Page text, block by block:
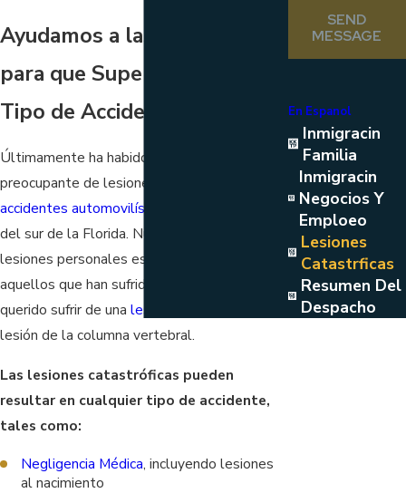
Ayudamos a las Familias
para que Superen Todos
Tipo de Accidentes
Últimamente ha habido un número
preocupante de lesiones resultantes de
accidentes automovilísticos
del sur de la Florida. Nuestros abogados de
lesiones personales están aquí para ayudar a
aquellos que han sufrido o han visto a un ser
querido sufrir de una lesión cerebral
lesión de la columna vertebral.
Las lesiones catastróficas pueden
resultar en cualquier tipo de accidente,
tales como:
Negligencia Médica, incluyendo lesiones
al nacimiento
SEND
MESSAGE
En Espanol
Inmigracin
Familia
Inmigracin
Negocios Y
Emploeo
Lesiones
Catastrficas
Resumen Del
Despacho